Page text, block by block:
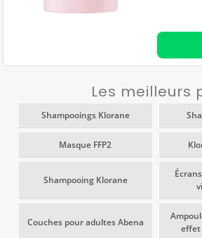
barrière
sensibles.
Les meilleurs
Shampooings Klorane
Masque FFP2
Shampooing Klorane
Couches pour adultes Abena
effet